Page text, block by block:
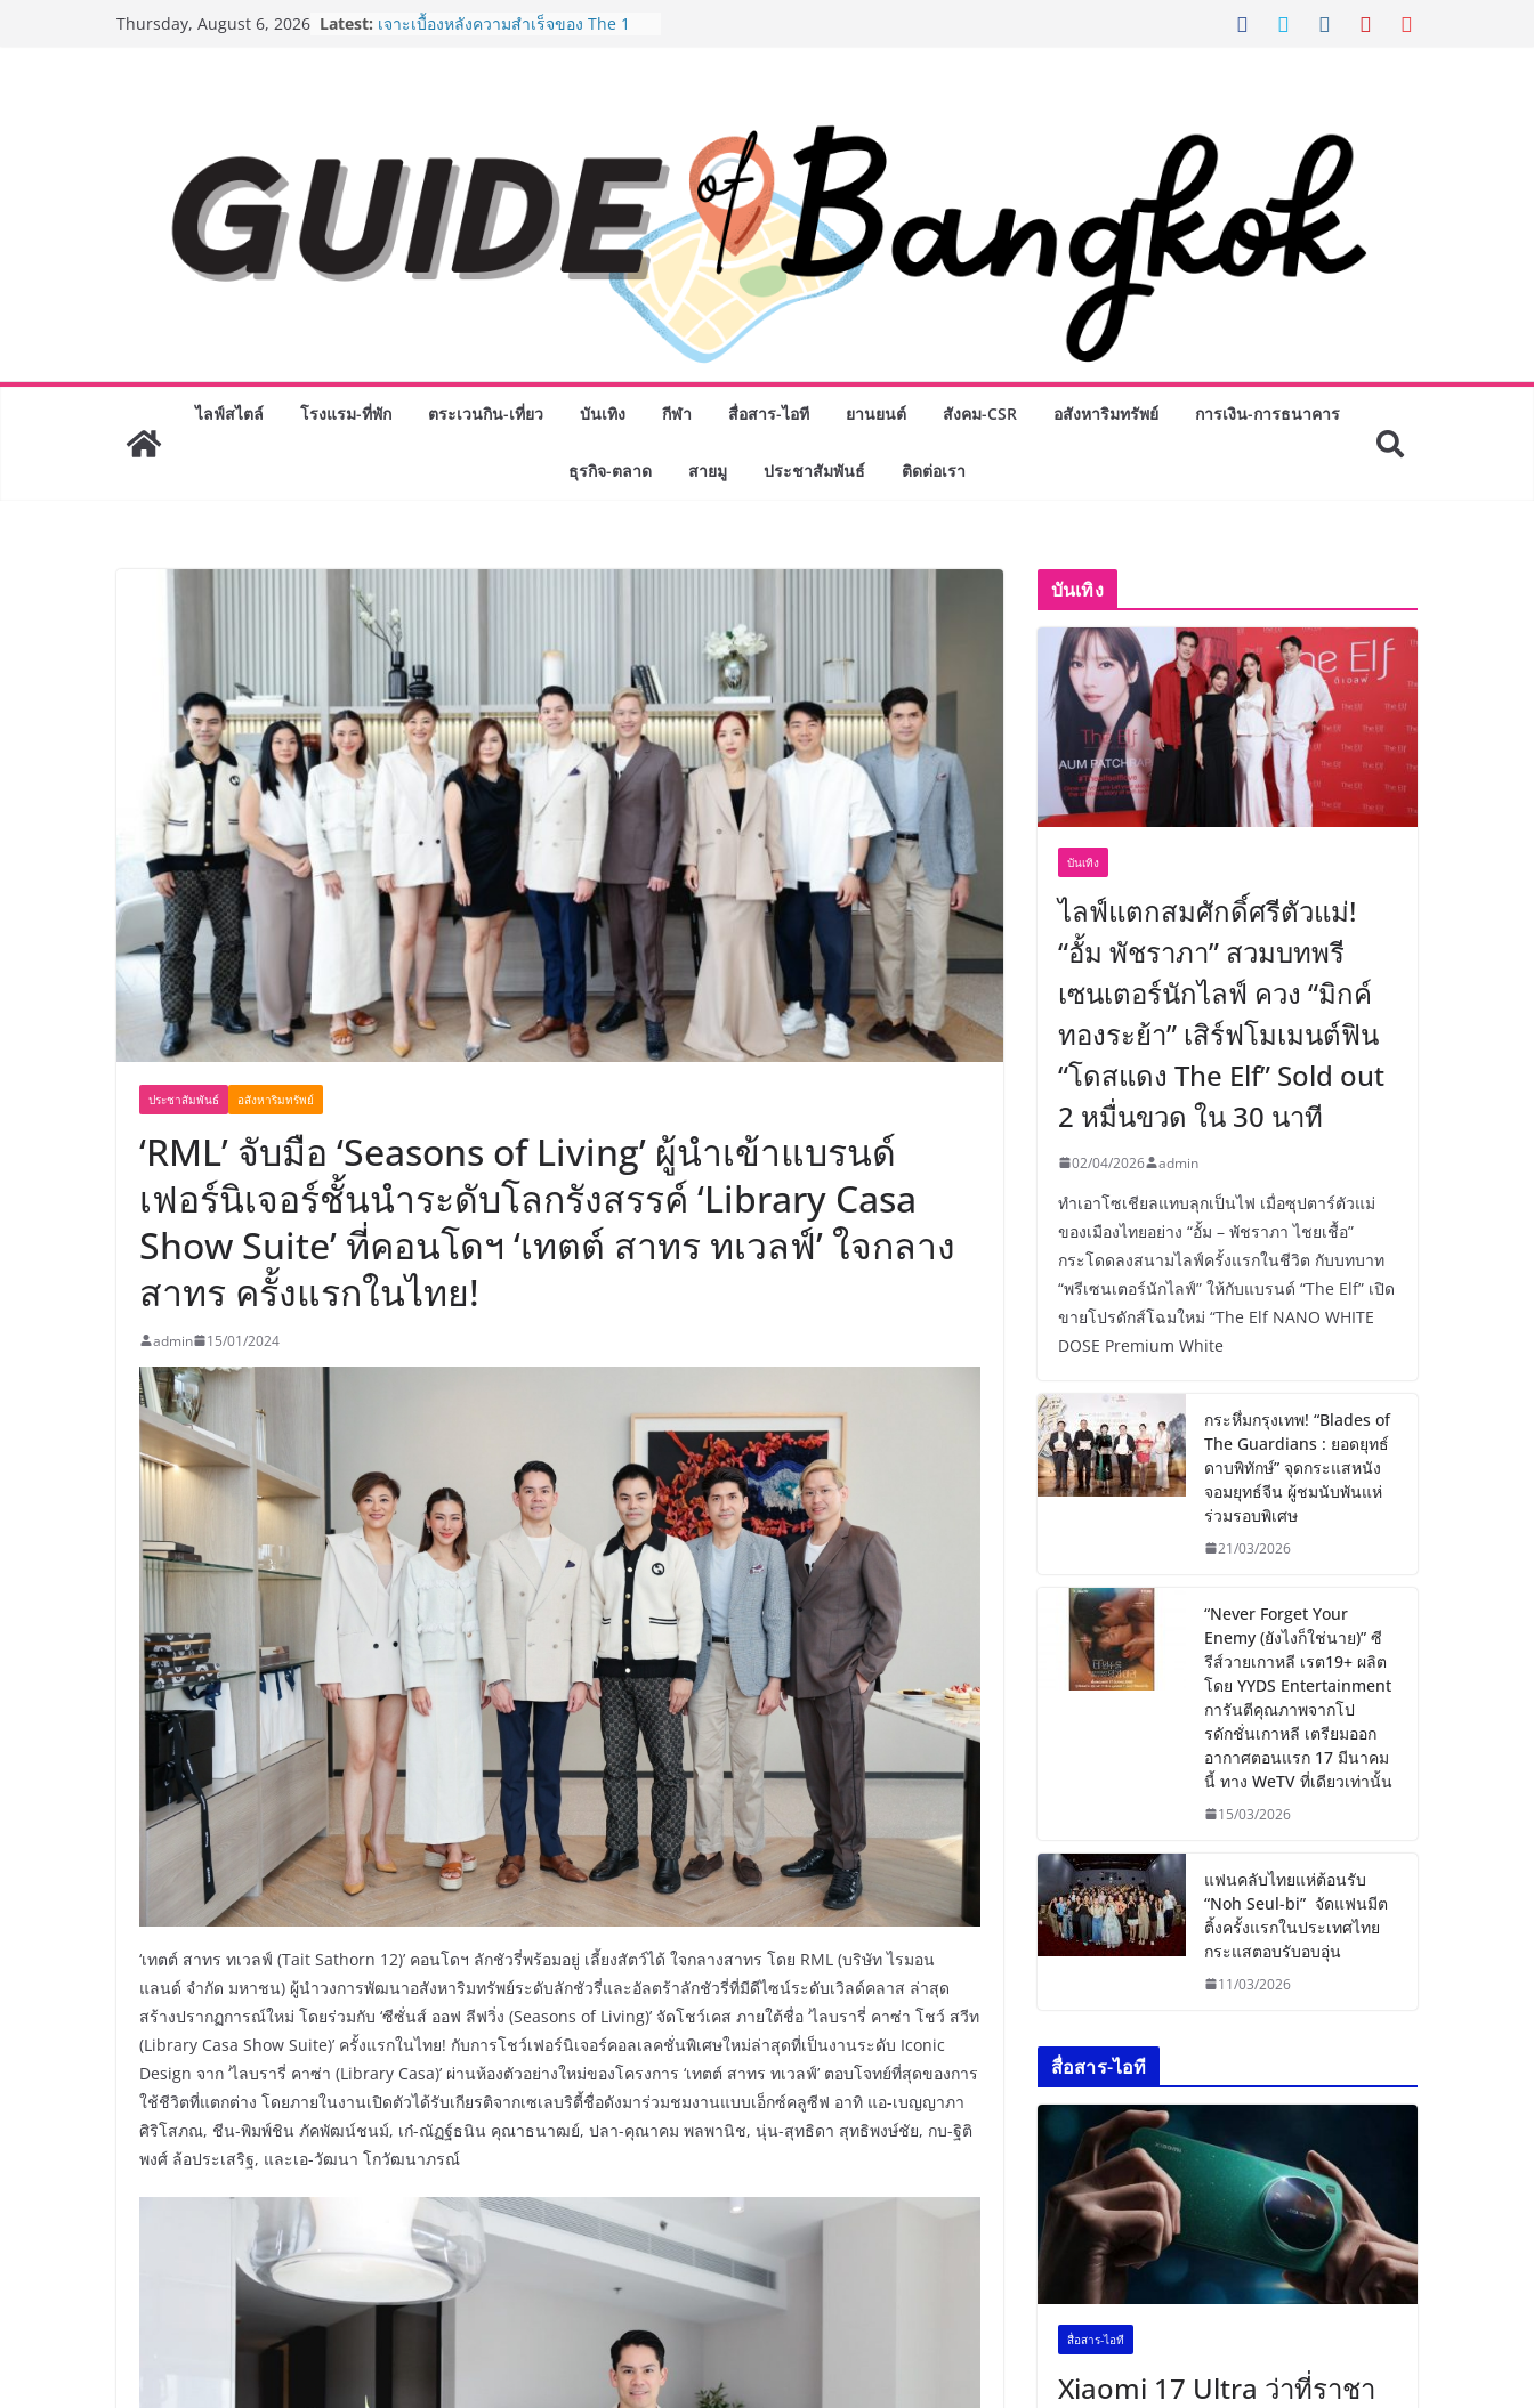
Thursday, August 6, 2026 Latest: “CE-7 MATCH” ฝีมือคนไทย ร่วมภารกิจ
“ประสบการณ์” สู่แรงขับเคลื่อนการใช้
จ่าย ผสาน Ecosystem ที่แข็งแกร่งของ
กลุ่มเซ็นทรัล สร้างยอดขายสูงสุดในรอบ
3 ปี
กรมการท่องเที่ยวเดินหน้าสร้าง Green
Coach รุ่นใหม่ ขับเคลื่อนการท่องเที่ยว
ไทยสู่มาตรฐานสากล ภายใต้ Thailand
ระดับผลิตภัณฑ์ท้องถิ่นสู่ตลาดเชิง
พาณิชย์อย่างยั่งยืน
ภัณฑ์ครบวงจร ขอเชิญเลือกซื้อมาลัย
ไลฟ์สไตล์ โรงแรม-ที่พัก ตระเวนกิน-เที่ยว บันเทิง กีฬา สื่อสาร-ไอที ยานยนต์ สังคม-CSR อสังหาริมทรัพย์ การเงิน-การธนาคาร
ธุรกิจ-ตลาด สายมู ประชาสัมพันธ์ ติดต่อเรา
ประชาสัมพันธ์ อสังหาริมทรัพย์
‘RML’ จับมือ ‘Seasons of Living’ ผู้นำเข้าแบรนด์
เฟอร์นิเจอร์ชั้นนำระดับโลกรังสรรค์ ‘Library Casa
Show Suite’ ที่คอนโดฯ ‘เทตต์ สาทร ทเวลฟ์’ ใจกลาง
สาทร ครั้งแรกในไทย!
admin 15/01/2024
‘เทตต์ สาทร ทเวลฟ์ (Tait Sathorn 12)’ คอนโดฯ ลักชัวรี่พร้อมอยู่ เลี้ยงสัตว์ได้ ใจกลางสาทร โดย RML (บริษัท ไรมอน
แลนด์ จำกัด มหาชน) ผู้นำวงการพัฒนาอสังหาริมทรัพย์ระดับลักชัวรี่และอัลตร้าลักชัวรี่ที่มีดีไซน์ระดับเวิลด์คลาส ล่าสุด
สร้างปรากฏการณ์ใหม่ โดยร่วมกับ ‘ซีซั่นส์ ออฟ ลีฟวิ่ง (Seasons of Living)’ จัดโชว์เคส ภายใต้ชื่อ ‘ไลบรารี่ คาซ่า โชว์ สวีท
(Library Casa Show Suite)’ ครั้งแรกในไทย! กับการโชว์เฟอร์นิเจอร์คอลเลคชั่นพิเศษใหม่ล่าสุดที่เป็นงานระดับ Iconic
Design จาก ‘ไลบรารี่ คาซ่า (Library Casa)’ ผ่านห้องตัวอย่างใหม่ของโครงการ ‘เทตต์ สาทร ทเวลฟ์’ ตอบโจทย์ที่สุดของการ
ใช้ชีวิตที่แตกต่าง โดยภายในงานเปิดตัวได้รับเกียรติจากเซเลบริตี้ชื่อดังมาร่วมชมงานแบบเอ็กซ์คลูซีฟ อาทิ แอ-เบญญาภา
ศิริโสภณ, ชีน-พิมพ์ชิน ภัคพัฒน์ชนม์, เก๋-ณัฏฐ์ธนิน คุณาธนาฒย์, ปลา-คุณาคม พลพานิช, นุ่น-สุทธิดา สุทธิพงษ์ชัย, กบ-ฐิติ
พงศ์ ล้อประเสริฐ, และเอ-วัฒนา โกวัฒนาภรณ์
บันเทิง
บันเทิง
ไลฟ์แตกสมศักดิ์ศรีตัวแม่!
“อั้ม พัชราภา” สวมบทพรี
เซนเตอร์นักไลฟ์ ควง “มิกค์
ทองระย้า” เสิร์ฟโมเมนต์ฟิน
“โดสแดง The Elf” Sold out
2 หมื่นขวด ใน 30 นาที
02/04/2026 admin
ทำเอาโซเชียลแทบลุกเป็นไฟ เมื่อซุปตาร์ตัวแม่
ของเมืองไทยอย่าง “อั้ม – พัชราภา ไชยเชื้อ”
กระโดดลงสนามไลฟ์ครั้งแรกในชีวิต กับบทบาท
“พรีเซนเตอร์นักไลฟ์” ให้กับแบรนด์ “The Elf” เปิด
ขายโปรดักส์โฉมใหม่ “The Elf NANO WHITE
DOSE Premium White
กระหึ่มกรุงเทพ! “Blades of
The Guardians : ยอดยุทธ์
ดาบพิทักษ์” จุดกระแสหนัง
จอมยุทธ์จีน ผู้ชมนับพันแห่
ร่วมรอบพิเศษ
21/03/2026
“Never Forget Your
Enemy (ยังไงก็ใช่นาย)” ซี
รีส์วายเกาหลี เรต19+ ผลิต
โดย YYDS Entertainment
การันตีคุณภาพจากโป
รดักชั่นเกาหลี เตรียมออก
อากาศตอนแรก 17 มีนาคม
นี้ ทาง WeTV ที่เดียวเท่านั้น
15/03/2026
แฟนคลับไทยแห่ต้อนรับ
“Noh Seul-bi” จัดแฟนมีต
ติ้งครั้งแรกในประเทศไทย
กระแสตอบรับอบอุ่น
11/03/2026
สื่อสาร-ไอที
สื่อสาร-ไอที
Xiaomi 17 Ultra ว่าที่ราชา